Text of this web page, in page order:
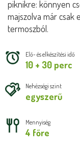
piknikre: könnyen
majszolva már csak
termoszból.
Elő- és elkészítési idő
10 + 30 perc
Nehézségi szint
egyszerű
Mennyiség
4 főre